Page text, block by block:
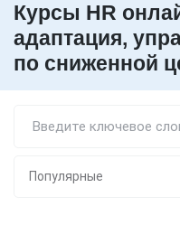
Курсы HR
адаптация,
по сниженной